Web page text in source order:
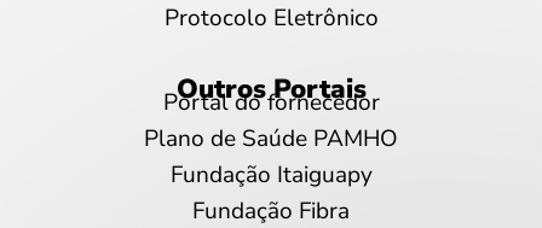
Protocolo Eletrônico
Outros Portais
Portal do fornecedor
Plano de Saúde PAMHO
Fundação Itaiguapy
Fundação Fibra